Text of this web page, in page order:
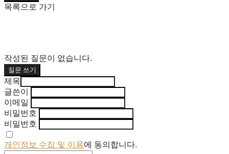
목록으로 가기
작성된 질문이 없습니다.
질문 쓰기
제목
글쓴이
이메일
비밀번호
비밀번호
개인정보 수집 및 이용에 동의합니다.